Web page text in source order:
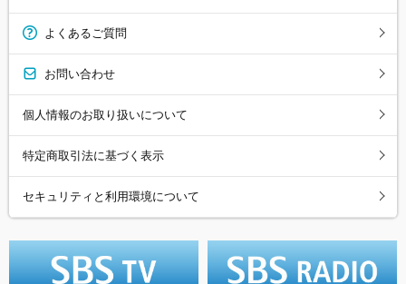
よくあるご質問
お問い合わせ
個人情報のお取り扱いについて
特定商取引法に基づく表示
セキュリティと利用環境について